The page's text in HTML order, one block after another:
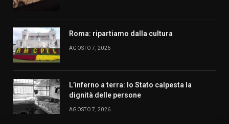
Roma: ripartiamo dalla cultura
AGOSTO 7, 2026
L’inferno a terra: lo Stato calpesta la
dignità delle persone
AGOSTO 7, 2026